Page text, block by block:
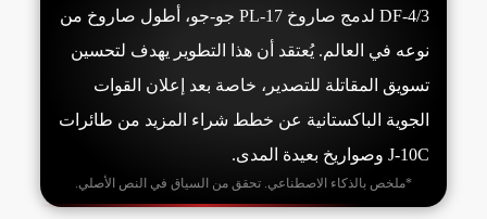
DF-4/3 لدمج صاروخ PL-17 جو-جو، أطول صاروخ من
نوعه في العالم. يُعتقد أن هذا التطوير يهدف لتحسين
تسويق المقاتلة للتصدير، خاصة بعد إعلان القوات
الجوية الباكستانية عن خطط شراء المزيد من طائرات
J-10C وصواريخ بعيدة المدى.
*ملخص بالذكاء الاصطناعي. تحقق من السياق في النص الأصلي.